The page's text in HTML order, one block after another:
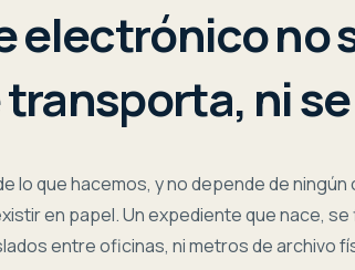
electrónico no
ni
lo que hacemos, y no depende de
en papel. Un expediente que nace,
entre oficinas, ni metros de archivo